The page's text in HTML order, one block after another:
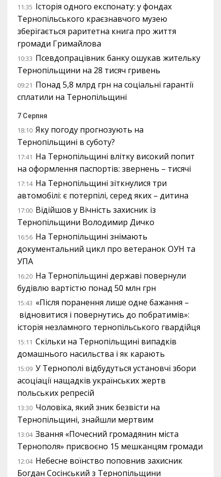
11:35 Історія одного експонату: у фондах
Тернопільського краєзнавчого музею
зберігається раритетна книга про життя
громади Гримайлова
10:33 Псевдопрацівник банку ошукав жительку
Тернопільщини на 28 тисяч гривень
09:21 Понад 5,8 млрд грн на соціальні гарантії
сплатили на Тернопільщині
7 Серпня
18:10 Яку погоду прогнозують на
Тернопільщині в суботу?
17:41 На Тернопільщині влітку високий попит
на оформлення паспортів: звернень – тисячі
17:14 На Тернопільщині зіткнулися три
автомобілі: є потерпілі, серед яких – дитина
17:00 Відійшов у Вічність захисник із
Тернопільщини Володимир Дичко
16:56 На Тернопільщині знімають
документальний цикл про ветеранок ОУН та
УПА
16:20 На Тернопільщині державі повернули
будівлю вартістю понад 50 млн грн
15:43 «Після поранення лише одне бажання –
відновитися і повернутись до побратимів»:
історія незламного тернопільського гвардійця
15:11 Скільки на Тернопільщині випадків
домашнього насильства і як карають
15:09 У Тернополі відбудуться установчі збори
асоціації нащадків українських жертв
польських репресій
13:30 Чоловіка, який зник безвісти на
Тернопільщині, знайшли мертвим
13:04 Звання «Почесний громадянин міста
Тернополя» присвоєно 15 мешканцям громади
12:04 Небесне воїнство поповнив захисник
Богдан Сосінський з Тернопільщини